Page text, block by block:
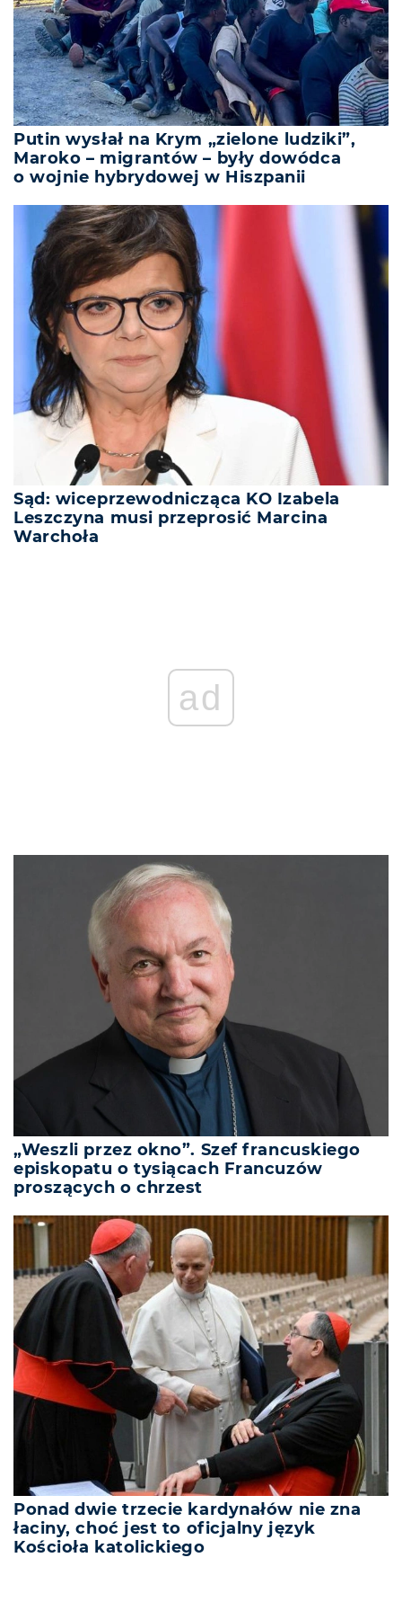
Putin wysłał na Krym „zielone ludziki”,
Maroko – migrantów – były dowódca
o wojnie hybrydowej w Hiszpanii
Sąd: wiceprzewodnicząca KO Izabela
Leszczyna musi przeprosić Marcina
Warchoła
ad
„Weszli przez okno”. Szef francuskiego
episkopatu o tysiącach Francuzów
proszących o chrzest
Ponad dwie trzecie kardynałów nie zna
łaciny, choć jest to oficjalny język
Kościoła katolickiego